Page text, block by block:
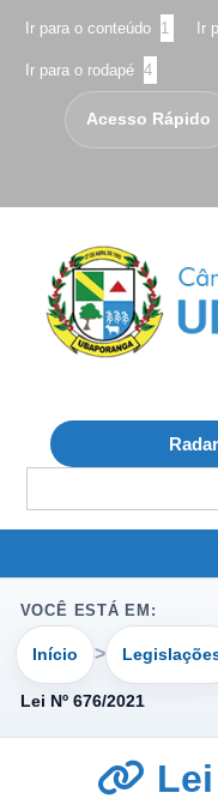
Ir para o conteúdo 1 Ir
Ir para o rodapé 4
Acesso Rápido
for:
VOCÊ ESTÁ EM:
Início
Lei Nº 676/2021